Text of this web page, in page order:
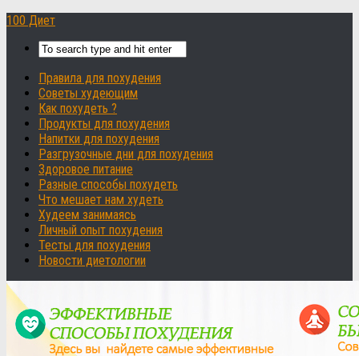
100 Диет
Правила для похудения
Советы худеющим
Как похудеть ?
Продукты для похудения
Напитки для похудения
Разгрузочные дни для похудения
Здоровое питание
Разные способы похудеть
Что мешает нам худеть
Худеем занимаясь
Личный опыт похудения
Тесты для похудения
Новости диетологии